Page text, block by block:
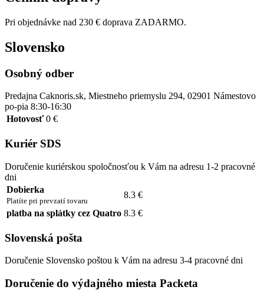
Pri objednávke nad 230 € doprava ZADARMO.
Slovensko
Osobný odber
Predajna Caknoris.sk, Miestneho priemyslu 294, 02901 Námestovo
po-pia 8:30-16:30
Hotovosť 0 €
Kuriér SDS
Doručenie kuriérskou spoločnosťou k Vám na adresu 1-2 pracovné
dni
Dobierka
Platíte pri prevzatí tovaru
8.3 €
platba na splátky cez Quatro 8.3 €
Slovenská pošta
Doručenie Slovensko poštou k Vám na adresu 3-4 pracovné dni
Doručenie do výdajného miesta Packeta